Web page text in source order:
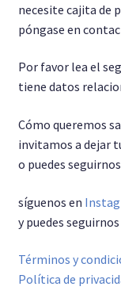
necesite cajita de
póngase en
Por favor lea el
tiene datos
Cómo queremos
invitamos a dejar
o puedes
síguenos en
y puedes
Términos y
Política de